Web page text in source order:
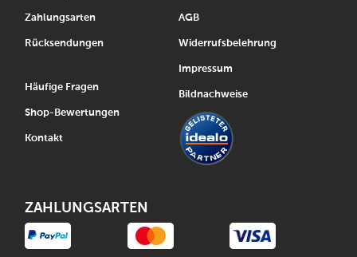
Zahlungsarten
Rücksendungen
Häufige Fragen
Shop-Bewertungen
Kontakt
AGB
Widerrufsbelehrung
Impressum
Bildnachweise
ZAHLUNGSARTEN